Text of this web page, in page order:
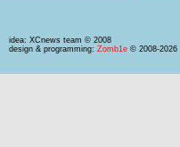
idea: XCnews team © 2008
design & programming: Zomb1e © 2008-2026